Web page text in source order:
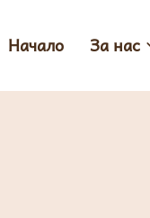
Начало За нас